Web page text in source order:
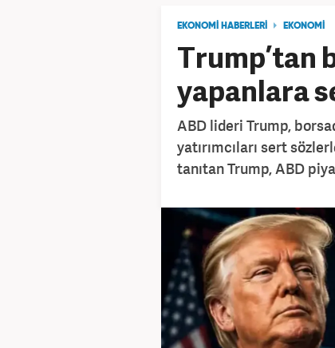
EKONOMİ HABERLERİ EKONOMİ
Trump’tan
yapanlara
ABD lideri Trump,
yatırımcıları sert
tanıtan Trump, ABD